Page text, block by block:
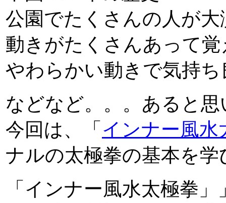
公園でたくさんの人が大
動きがたくさんあって
やわらかい動きで気持
などなど。。。あると
今回は、「 インナー風水
ナルの太極拳の基本を学
「インナー風水太極拳